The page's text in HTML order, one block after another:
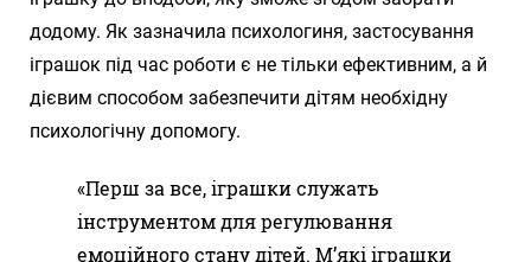
додому. Як зазначила психологиня, застосування
іграшок під час роботи є не тільки ефективним, а й
дієвим способом забезпечити дітям необхідну
психологічну допомогу.
«Перш за все, іграшки служать
інструментом для регулювання
емоційного стану дітей. М’які іграшки